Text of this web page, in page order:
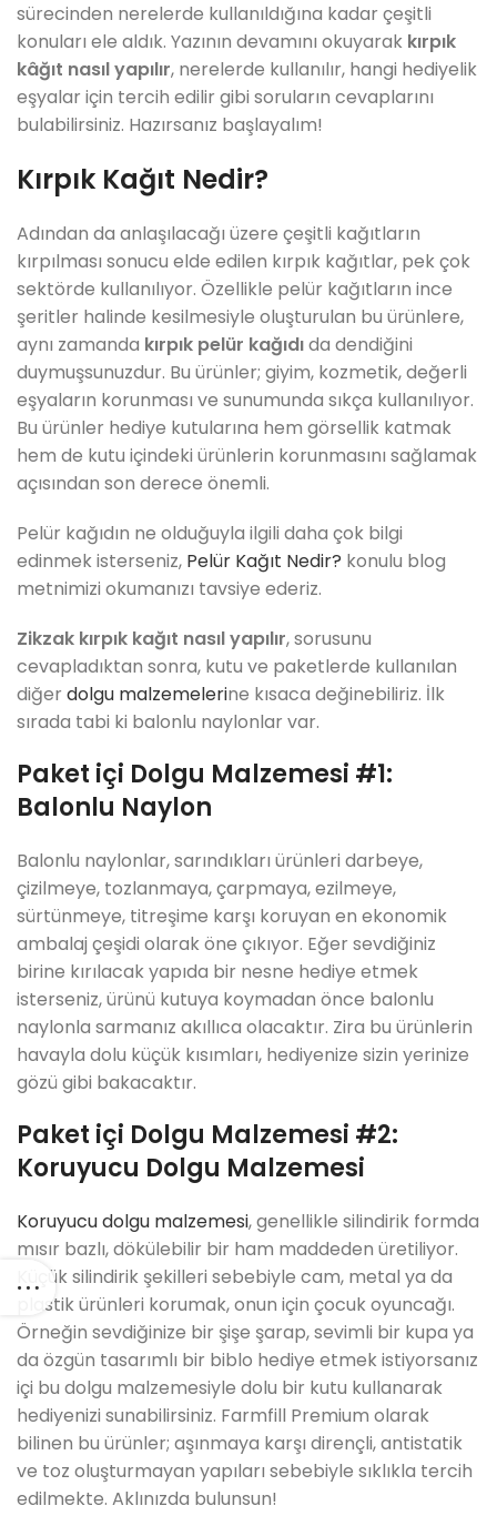
sürecinden nerelerde kullanıldığına kadar çeşitli
konuları ele aldık. Yazının devamını okuyarak kırpık
kâğıt nasıl yapılır, nerelerde kullanılır, hangi hediyelik
eşyalar için tercih edilir gibi soruların cevaplarını
bulabilirsiniz. Hazırsanız başlayalım!
Kırpık Kağıt Nedir?
Adından da anlaşılacağı üzere çeşitli kağıtların
kırpılması sonucu elde edilen kırpık kağıtlar, pek çok
sektörde kullanılıyor. Özellikle pelür kağıtların ince
şeritler halinde kesilmesiyle oluşturulan bu ürünlere,
aynı zamanda kırpık pelür kağıdıda dendiğini
duymuşsunuzdur. Bu ürünler; giyim, kozmetik, değerli
eşyaların korunması ve sunumunda sıkça kullanılıyor.
Bu ürünler hediye kutularına hem görsellik katmak
hem de kutu içindeki ürünlerin korunmasını sağlamak
açısından son derece önemli.
Pelür kağıdın ne olduğuyla ilgili daha çok bilgi
edinmek isterseniz, Pelür Kağıt Nedir? konulu blog
metnimizi okumanızı tavsiye ederiz.
Zikzak kırpık kağıt nasıl yapılır, sorusunu
cevapladıktan sonra, kutu ve paketlerde kullanılan
diğer dolgu malzemelerine kısaca değinebiliriz. İlk
sırada tabi ki balonlu naylonlar var.
Paket içi Dolgu Malzemesi #1:
Balonlu Naylon
Balonlu naylonlar, sarındıkları ürünleri darbeye,
çizilmeye, tozlanmaya, çarpmaya, ezilmeye,
sürtünmeye, titreşime karşı koruyan en ekonomik
ambalaj çeşidi olarak öne çıkıyor. Eğer sevdiğiniz
birine kırılacak yapıda bir nesne hediye etmek
isterseniz, ürünü kutuya koymadan önce balonlu
naylonla sarmanız akıllıca olacaktır. Zira bu ürünlerin
havayla dolu küçük kısımları, hediyenize sizin yerinize
gözü gibi bakacaktır.
Paket içi Dolgu Malzemesi #2:
Koruyucu Dolgu Malzemesi
Koruyucu dolgu malzemesi, genellikle silindirik formda
mısır bazlı, dökülebilir bir ham maddeden üretiliyor.
Küçük silindirik şekilleri sebebiyle cam, metal ya da
plastik ürünleri korumak, onun için çocuk oyuncağı.
Örneğin sevdiğinize bir şişe şarap, sevimli bir kupa ya
da özgün tasarımlı bir biblo hediye etmek istiyorsanız
içi bu dolgu malzemesiyle dolu bir kutu kullanarak
hediyenizi sunabilirsiniz. Farmfill Premium olarak
bilinen bu ürünler; aşınmaya karşı dirençli, antistatik
ve toz oluşturmayan yapıları sebebiyle sıklıkla tercih
edilmekte. Aklınızda bulunsun!